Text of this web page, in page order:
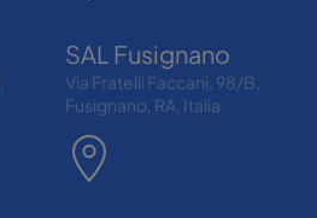
SAL Fusignano
Via Fratelli Faccani, 98/B,
Fusignano, RA, Italia